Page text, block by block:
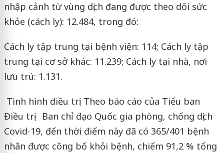
nhập cảnh từ vùng dịch đang được theo dõi sức
khỏe (cách ly): 12.484, trong đó:
Cách ly tập trung tại bệnh viện: 114; Cách ly tập
trung tại cơ sở khác: 11.239; Cách ly tại nhà, nơi
lưu trú: 1.131.
Tình hình điều trị: Theo báo cáo của Tiểu ban
Điều trị- Ban chỉ đạo Quốc gia phòng, chống dịch
Covid-19, đến thời điểm này đã có 365/401 bệnh
nhân được công bố khỏi bệnh, chiếm 91,2 % tổng